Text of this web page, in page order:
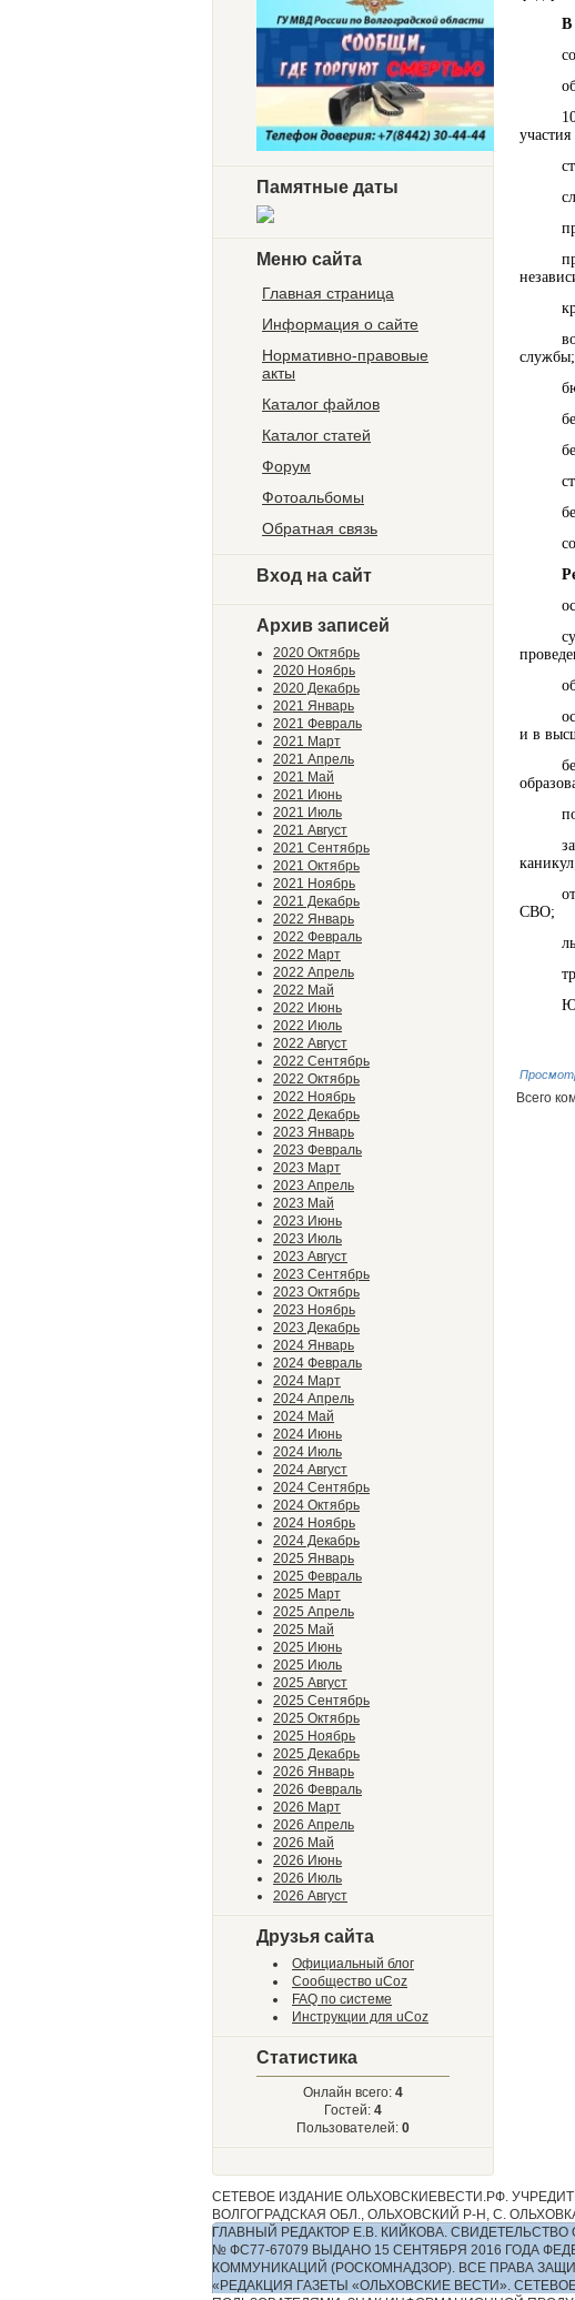
Памятные даты
Меню сайта
Главная страница
Информация о сайте
Нормативно-правовые
акты
Каталог файлов
Каталог статей
Форум
Фотоальбомы
Обратная связь
Вход на сайт
Архив записей
2020 Октябрь
2020 Ноябрь
2020 Декабрь
2021 Январь
2021 Февраль
2021 Март
2021 Апрель
2021 Май
2021 Июнь
2021 Июль
2021 Август
2021 Сентябрь
2021 Октябрь
2021 Ноябрь
2021 Декабрь
2022 Январь
2022 Февраль
2022 Март
2022 Апрель
2022 Май
2022 Июнь
2022 Июль
2022 Август
2022 Сентябрь
2022 Октябрь
2022 Ноябрь
2022 Декабрь
2023 Январь
2023 Февраль
2023 Март
2023 Апрель
2023 Май
2023 Июнь
2023 Июль
2023 Август
2023 Сентябрь
2023 Октябрь
2023 Ноябрь
2023 Декабрь
2024 Январь
2024 Февраль
2024 Март
2024 Апрель
2024 Май
2024 Июнь
2024 Июль
2024 Август
2024 Сентябрь
2024 Октябрь
2024 Ноябрь
2024 Декабрь
2025 Январь
2025 Февраль
2025 Март
2025 Апрель
2025 Май
2025 Июнь
2025 Июль
2025 Август
2025 Сентябрь
2025 Октябрь
2025 Ноябрь
2025 Декабрь
2026 Январь
2026 Февраль
2026 Март
2026 Апрель
2026 Май
2026 Июнь
2026 Июль
2026 Август
Друзья сайта
Официальный блог
Сообщество uCoz
FAQ по системе
Инструкции для uCoz
Статистика
Онлайн всего: 4
Гостей: 4
Пользователей: 0
В
службы;
и в
СВО;
Всего
СЕТЕВОЕ ИЗДАНИЕ ОЛЬХОВСКИЕВЕСТИ.РФ.
ВОЛГОГРАДСКАЯ ОБЛ., ОЛЬХОВСКИЙ Р-Н, С.
ГЛАВНЫЙ РЕДАКТОР Е.В. КИЙКОВА.
№ ФС77-67079 ВЫДАНО 15 СЕНТЯБРЯ 2016 ГОДА
КОММУНИКАЦИЙ (РОСКОМНАДЗОР). ВСЕ ПРАВА
«РЕДАКЦИЯ ГАЗЕТЫ «ОЛЬХОВСКИЕ ВЕСТИ».